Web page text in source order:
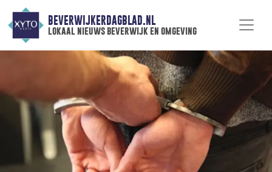
BEVERWIJKERDAGBLAD.NL
lokaal nieuws beverwijk en omgeving